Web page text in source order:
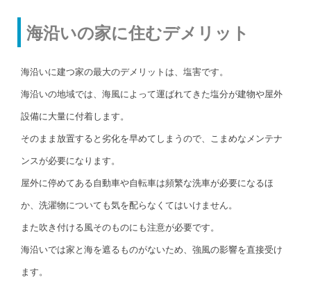
海沿いの家に住むデメリット
海沿いに建つ家の最大のデメリットは、塩害です。
海沿いの地域では、海風によって運ばれてきた塩分が建物や屋外
設備に大量に付着します。
そのまま放置すると劣化を早めてしまうので、こまめなメンテナ
ンスが必要になります。
屋外に停めてある自動車や自転車は頻繁な洗車が必要になるほ
か、洗濯物についても気を配らなくてはいけません。
また吹き付ける風そのものにも注意が必要です。
海沿いでは家と海を遮るものがないため、強風の影響を直接受け
ます。